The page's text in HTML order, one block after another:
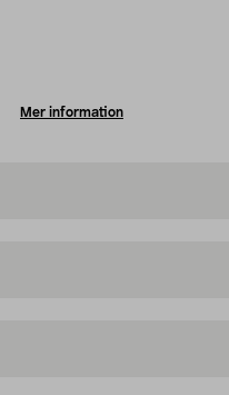
Mer information